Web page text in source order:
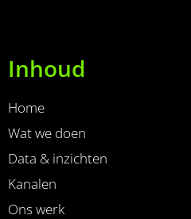
Inhoud
Home
Wat we doen
Data & inzichten
Kanalen
Ons werk